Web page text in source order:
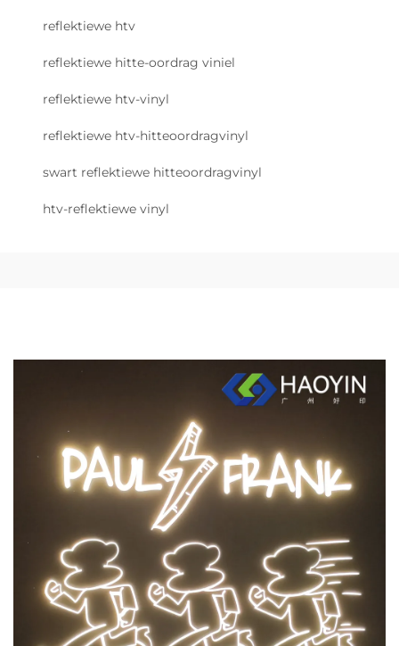
reflektiewe htv
reflektiewe hitte-oordrag viniel
reflektiewe htv-vinyl
reflektiewe htv-hitteoordragvinyl
swart reflektiewe hitteoordragvinyl
htv-reflektiewe vinyl